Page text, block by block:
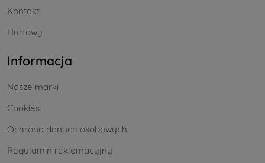
Kontakt
Hurtowy
Informacja
Nasze marki
Cookies
Ochrona danych osobowych.
Regulamin reklamacyjny